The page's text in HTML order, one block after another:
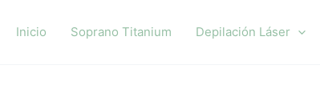
Inicio Soprano Titanium Depilación Láser